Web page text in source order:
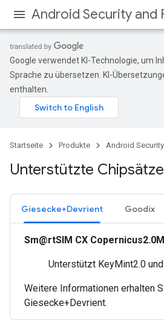
Android Security and
Google verwendet KI-Technologie, um
Sprache zu übersetzen. KI-
enthalten.
Startseite Produkte Android
Unterstützte Chipsätze
Giesecke+Devrient Goodix
Sm@rtSIM CX Copernicus2.0M
Unterstützt KeyMint2.0
Weitere Informationen erhalten
Giesecke+Devrient.